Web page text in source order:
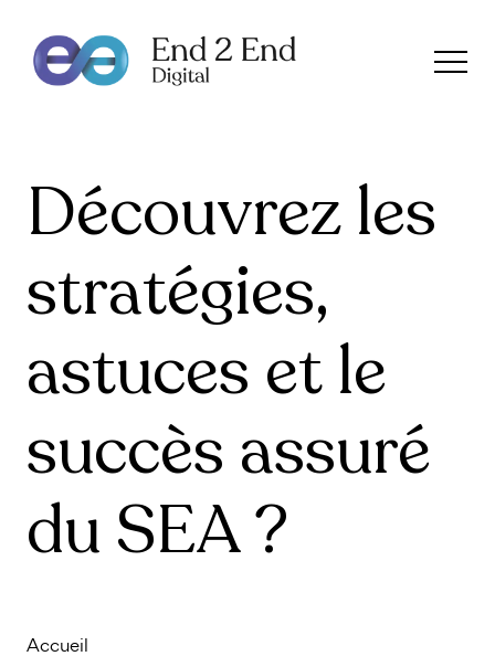
Découvrez les
stratégies,
astuces et le
succès assuré
du SEA ?
Accueil